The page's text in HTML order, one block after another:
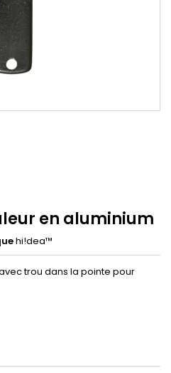
en aluminium
hi!dea™
trou dans la pointe pour